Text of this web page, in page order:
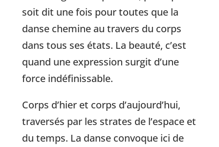
soit dit une fois pour toutes que la
danse chemine au travers du corps
dans tous ses états. La beauté, c’est
quand une expression surgit d’une
force indéfinissable.
Corps d’hier et corps d’aujourd’hui,
traversés par les strates de l’espace et
du temps. La danse convoque ici de